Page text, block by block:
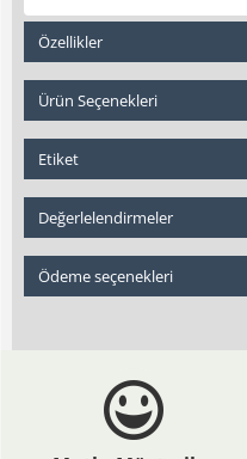
Özellikler
Ürün Seçenekleri
Etiket
Değerlelendirmeler
Ödeme seçenekleri